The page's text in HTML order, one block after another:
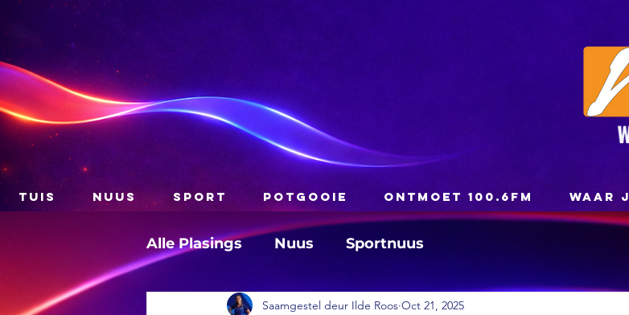
TUIS NUUS SPORT POTGOOIE ONTMOET 100.6FM WAAR
Alle Plasings Nuus Sportnuus
Saamgestel deur Ilde Roos Oct 21, 2025